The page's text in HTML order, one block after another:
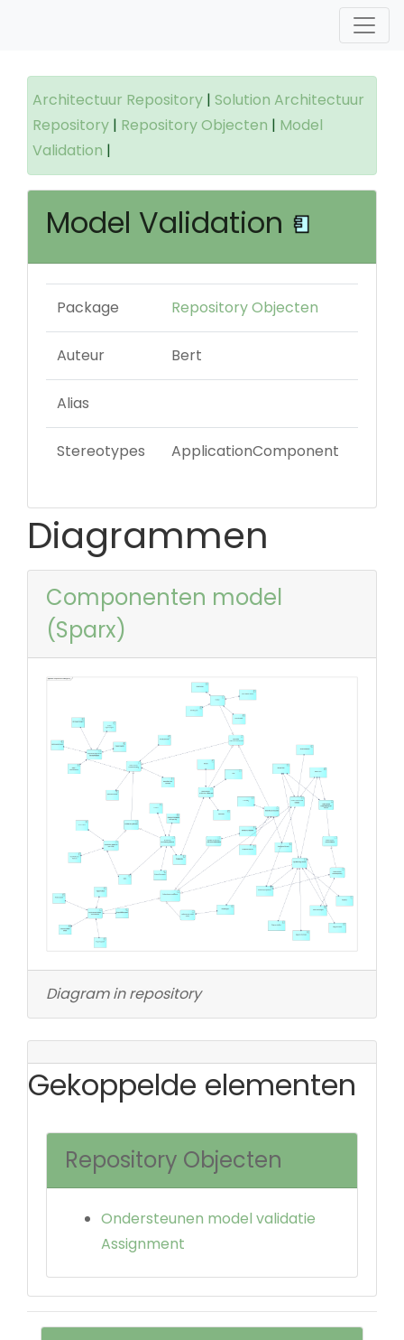
Architectuur Repository | Solution Architectuur
Repository | Repository Objecten | Model
Validation |
Model Validation
Package Repository Objecten
Auteur Bert
Alias
Stereotypes ApplicationComponent
Diagrammen
Componenten model
(Sparx)
Diagram in repository
Gekoppelde elementen
Repository Objecten
Ondersteunen model validatie
Assignment